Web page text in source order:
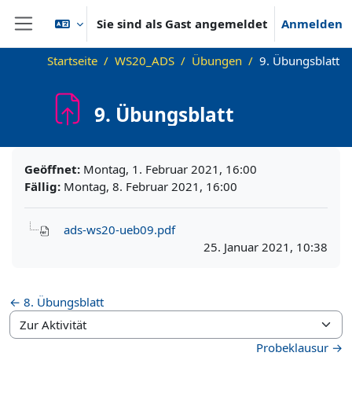
Zum Hauptinhalt
Website-Übersicht
Sie sind als Gast angemeldet Anmelden
Startseite WS20_ADS Übungen 9. Übungsblatt
9. Übungsblatt
Geöffnet: Montag, 1. Februar 2021, 16:00
Fällig: Montag, 8. Februar 2021, 16:00
ads-ws20-ueb09.pdf
25. Januar 2021, 10:38
← 8. Übungsblatt
Zur Aktivität
Probeklausur →